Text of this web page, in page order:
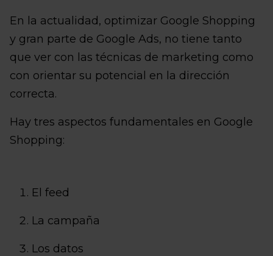
En la actualidad, optimizar Google Shopping
y gran parte de Google Ads, no tiene tanto
que ver con las técnicas de marketing como
con orientar su potencial en la dirección
correcta.
Hay tres aspectos fundamentales en Google
Shopping:
El feed
La campaña
Los datos